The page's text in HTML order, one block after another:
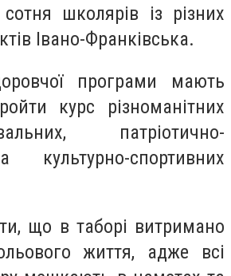
школярів із різних
Івано-Франківська.
програми мають
курс різноманітних
патріотично-
спортивних
що в таборі витримано
життя, адже всі